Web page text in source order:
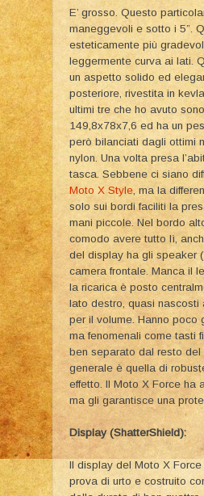
E’ grosso. Questo
maneggevoli e sotto i 5”.
esteticamente più
leggermente curva ai lati.
un aspetto solido ed
posteriore, rivestita in
ultimi tre che ho avuto
149,8x78x7,6 ed ha un
però bilanciati dagli ottimi
nylon. Una volta presa
tasca. Sebbene ci siano
Moto X Style , ma la
solo sui bordi faciliti la
mani piccole. Nel bordo
comodo avere tutto lì,
del display ha gli speaker
camera frontale. Manca il
la ricarica è posto
lato destro, quasi nascosti
per il volume. Hanno poco
ma fenomenali come tasti
ben separato dal resto del
generale è quella di
effetto. Il Moto X Force ha
ma gli garantisce una
Display (ShatterShield):
Il display del Moto X
prova di urto e costruito